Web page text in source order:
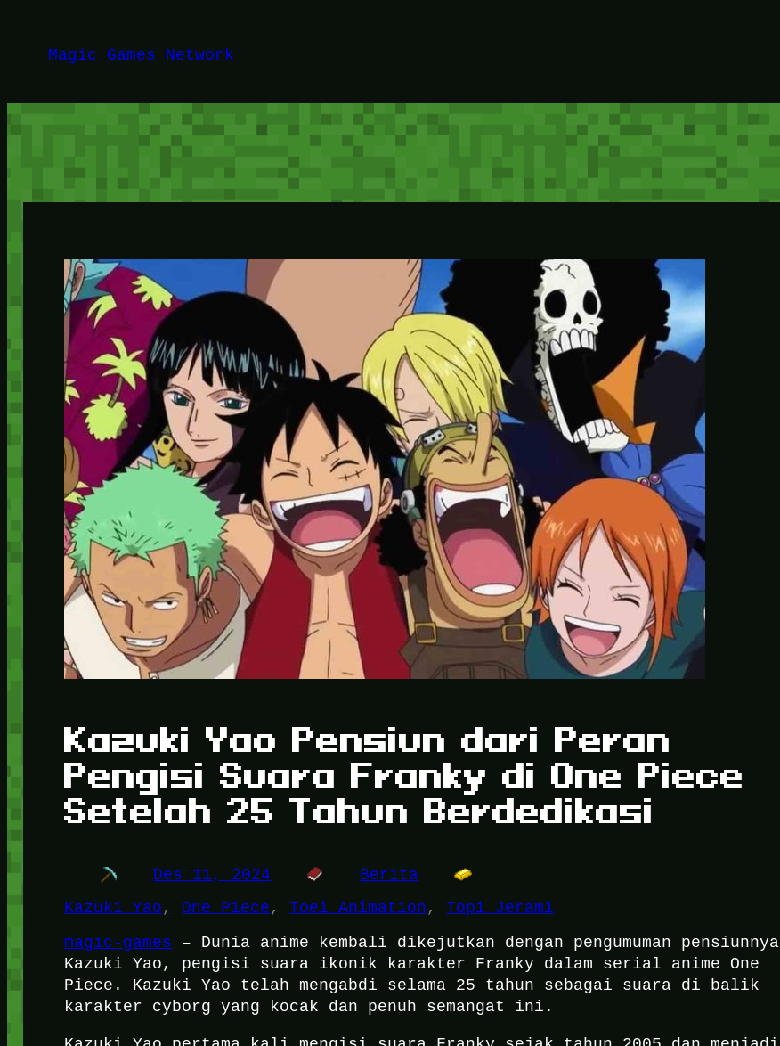
kontenMagic Games Network
Kazuki Yao Pensiun dari Peran
Pengisi Suara Franky di One Piece
Setelah 25 Tahun Berdedikasi
Des 11, 2024
Berita
Kazuki Yao , One Piece , Toei Animation , Topi Jerami
magic-games – Dunia anime kembali dikejutkan dengan pengumuman pensiunnya
Kazuki Yao, pengisi suara ikonik karakter Franky dalam serial anime One
Piece. Kazuki Yao telah mengabdi selama 25 tahun sebagai suara di balik
karakter cyborg yang kocak dan penuh semangat ini.